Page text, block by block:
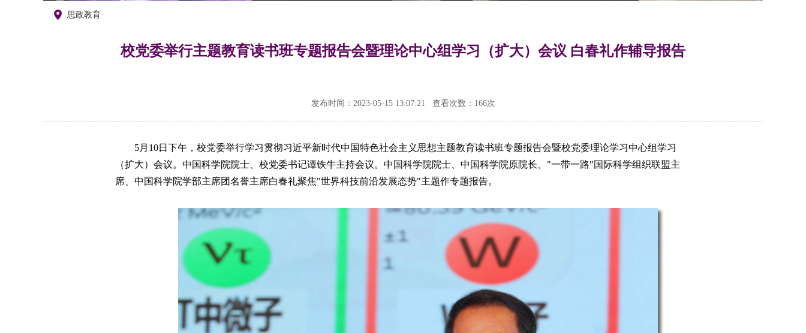
思政教育
校党委举行主题教育读书班专题报告会暨理论中心组学习（扩大）会议 白春礼作辅导报告
发布时间：2023-05-15 13:07:21 查看次数： 166次
5月10日下午，校党委举行学习贯彻习近平新时代中国特色社会主义思想主题教育读书班专题报告会暨校党委理论学习中心组学习
（扩大）会议。中国科学院院士、校党委书记谭铁牛主持会议。中国科学院院士、中国科学院原院长、"一带一路"国际科学组织联盟主
席、中国科学院学部主席团名誉主席白春礼聚焦"世界科技前沿发展态势"主题作专题报告。